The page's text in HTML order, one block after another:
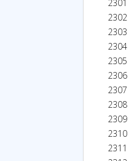
2301
2302
2303
2304
2305
2306
2307
2308
2309
2310
2311